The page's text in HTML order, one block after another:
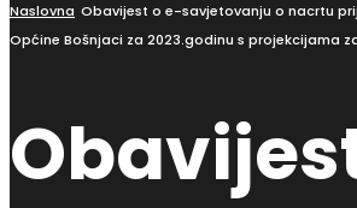
Naslovna Obavijest o e-savjetovanju o nacrtu
Općine Bošnjaci za 2023.godinu s projekcijama